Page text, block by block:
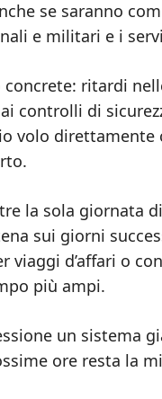
se saranno
e militari e i
ritardi
controlli di
volo
la sola giornata
sui giorni
d’affari o
più ampi.
un sistema
ore resta la